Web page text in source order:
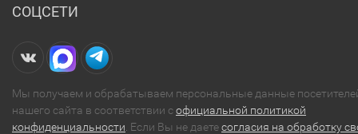
СОЦСЕТИ
Мы получаем и обрабатываем персональные данные
нашего сайта в соответствии софициальной политикой
конфиденциальности . Если Вы не даетесогласия на обработку